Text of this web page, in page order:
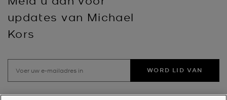
updates van Michael
Kors
WORD LID VAN